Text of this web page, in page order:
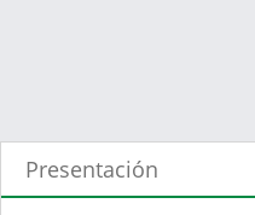
Presentación